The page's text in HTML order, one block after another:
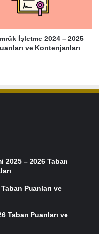
İşletme 2024 – 2025
ve Kontenjanları
2025 – 2026 Taban
Puanları ve
Taban Puanları ve